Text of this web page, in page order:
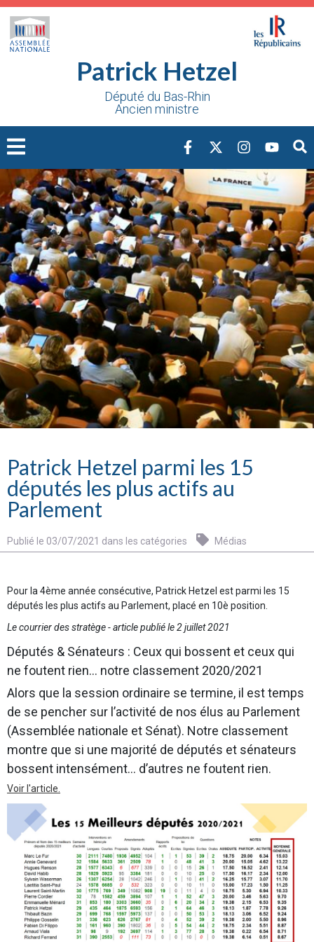
Patrick Hetzel
Député du Bas-Rhin
Ancien ministre
Patrick Hetzel parmi les 15
députés les plus actifs au
Parlement
Publié le 03/07/2021 dans les catégories Médias
Pour la 4ème année consécutive, Patrick Hetzel est parmi les 15
députés les plus actifs au Parlement, placé en 10è position.
Le courrier des stratège - article publié le 2 juillet 2021
Députés & Sénateurs : Ceux qui bossent et ceux qui
ne foutent rien… notre classement 2020/2021
Alors que la session ordinaire se termine, il est temps
de se pencher sur l’activité de nos élus au Parlement
(Assemblée nationale et Sénat). Notre classement
montre que si une majorité de députés et sénateurs
bossent intensément… d’autres ne foutent rien.
Voir l'article.
Cookies management panel